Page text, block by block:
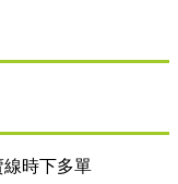
線時下多單